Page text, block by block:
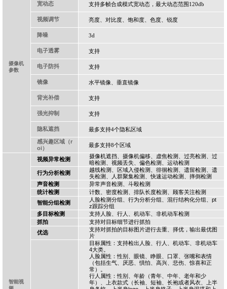
摄像机
参数
宽动态 支持多帧合成模式宽动态，最大动态范围120db
视频调节 亮度、对比度、饱和度、色度、锐度
降噪 3d
电子透雾 支持
电子防抖 支持
镜像 水平镜像、垂直镜像
背光补偿 支持
强光抑制 支持
隐私遮挡 最多支持4个隐私区域
感兴趣区域（r
oi） 最多支持8个区域
智能视
视频异常检测
摄像机遮挡、摄像机偏移、虚焦检测、过亮检测、过
暗检测、视频丢失、偏色检测、运动检测
行为分析检测
越线检测、区域入侵检测、徘徊检测、遗留检测、遗
失检测、人群聚集检测、快速运动检测、摔倒检测
声音检测
异常声音检测、斗殴检测
统计检测
计数、密度检测、排队长度检测、顾客关注检测
智能分组检测
人脸检测分组、行为分析分组、混行结构化分组、pt
z跟踪分组
多目标检测
支持人脸、行人、机动车、非机动车检测
抓拍
支持对目标细节进行抓拍
优选
支持对抓拍的目标图片进行去重、择优，输出最优图
片
目标属性：支持检出人脸、行人、机动车、非机动车
4大类。
人脸属性：性别、眼镜、睁眼、口罩、张嘴和表情
（包括生气、厌恶、惧怕、高兴、悲伤、惊喜和正
常）。
行人属性：性别、年龄（青年、中年、老年和少
年）、上衣款式（长袖、短袖、长袍或者风衣、上半